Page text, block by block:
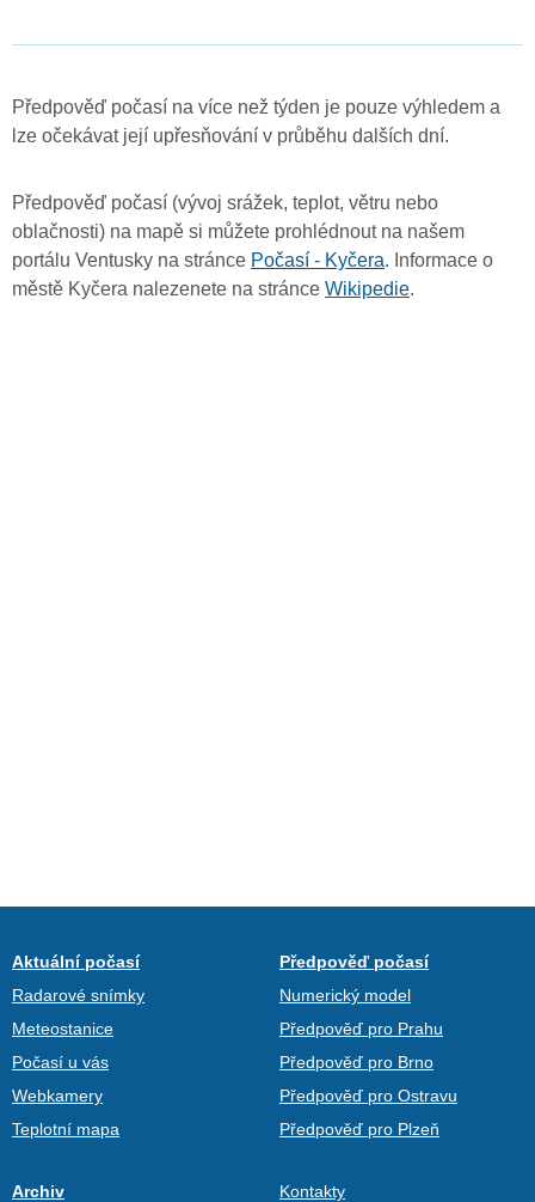
Předpověď počasí na více než týden je pouze výhledem a
lze očekávat její upřesňování v průběhu dalších dní.
Předpověď počasí (vývoj srážek, teplot, větru nebo
oblačnosti) na mapě si můžete prohlédnout na našem
portálu Ventusky na stránce Počasí - Kyčera. Informace o
městě Kyčera nalezenete na stránce Wikipedie.
Aktuální počasí
Radarové snímky
Meteostanice
Počasí u vás
Webkamery
Teplotní mapa
Předpověď počasí
Numerický model
Předpověď pro Prahu
Předpověď pro Brno
Předpověď pro Ostravu
Předpověď pro Plzeň
Archiv Kontakty